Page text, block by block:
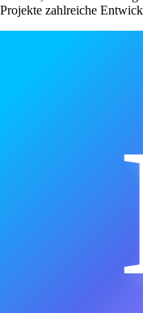
Projekte zahlreiche